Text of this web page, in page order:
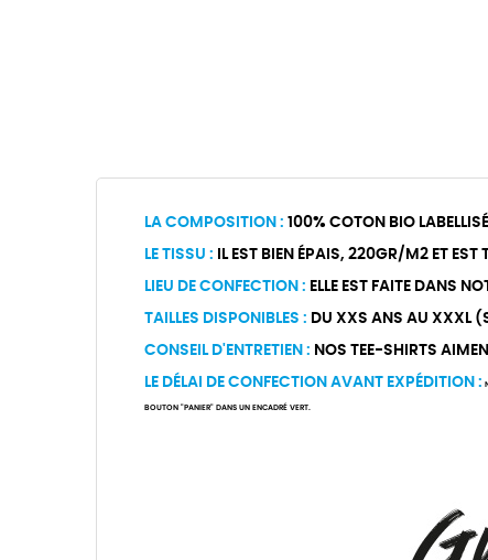
LA COMPOSITION : 100% COTON BIO
LE TISSU : IL EST BIEN ÉPAIS, 220GR/M2 ET EST
LIEU DE CONFECTION : ELLE EST FAITE DANS
TAILLES DISPONIBLES : DU XXS ANS AU
CONSEIL D'ENTRETIEN : NOS TEE-SHIRTS
LE DÉLAI DE CONFECTION AVANT EXPÉDITION :
BOUTON "PANIER" DANS UN ENCADRÉ VERT.